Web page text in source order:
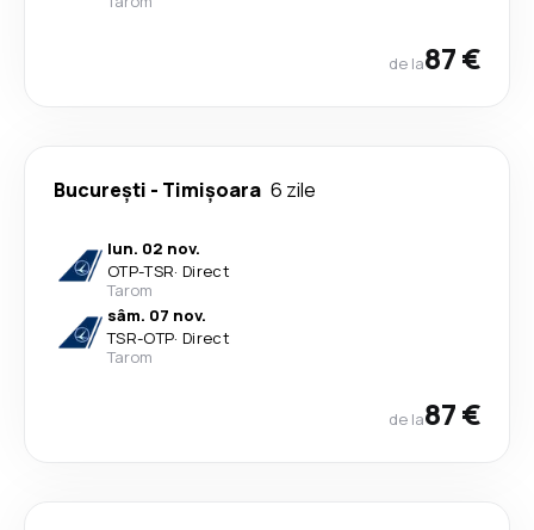
de la87 €
București - Timișoara 6 zile
lun. 02 nov.
OTP-TSR· Direct
Tarom
sâm. 07 nov.
TSR-OTP· Direct
Tarom
de la87 €